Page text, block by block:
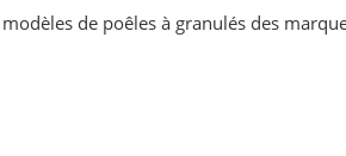
de poêles à granulés des